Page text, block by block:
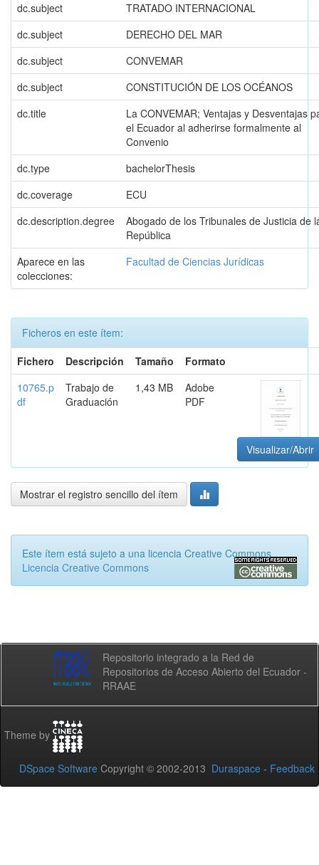
dc.subject
TRATADO INTERNACIONAL
dc.subject
DERECHO DEL MAR
dc.subject
CONVEMAR
dc.subject
CONSTITUCIÓN DE LOS OCÉANOS
dc.title
La CONVEMAR; Ventajas y Desventajas
el Ecuador al adherirse formalmente al
Convenio
dc.type
bachelorThesis
dc.coverage
ECU
dc.description.degree
Abogado de los Tribunales de Justicia de
República
Aparece en las
colecciones:
Facultad de Ciencias Jurídicas
Ficheros en este ítem:
Fichero
Descripción Tamaño
Formato
10765.p
df
Trabajo de
Graduación
1,43 MB
Adobe
PDF
Visualizar/Abrir
Mostrar el registro sencillo del ítem
Este ítem está sujeto a una licencia Creative Commons
Licencia Creative Commons
Repositorio integrado a la Red de
Repositorios de Acceso Abierto del Ecuador -
RRAAE
Theme by
DSpace Software Copyright © 2002-2013 Duraspace - Feedback